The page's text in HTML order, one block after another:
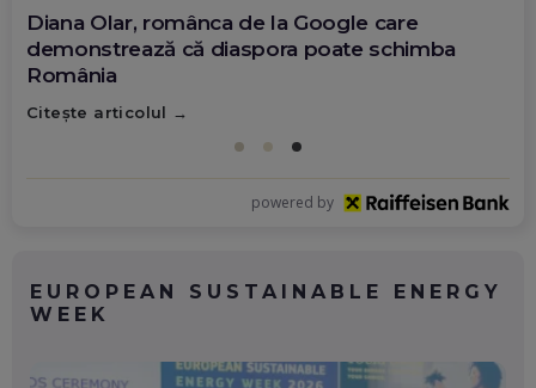
Diana Olar, românca de la Google care
demonstrează că diaspora poate schimba
România
Citește articolul
powered by
EUROPEAN SUSTAINABLE ENERGY
WEEK